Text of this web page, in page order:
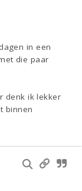
in een
die paar
denk ik lekker
binnen